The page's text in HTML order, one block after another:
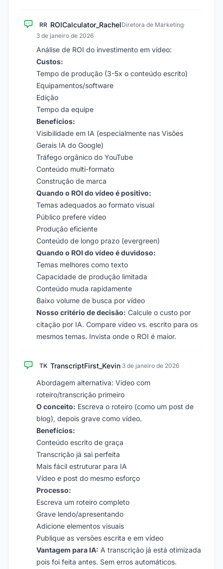
RR ROICalculator_RachelDiretora de Marketing·
3 de janeiro de 2026
Análise de ROI do investimento em vídeo:
Custos:
Tempo de produção (3-5x o conteúdo escrito)
Equipamentos/software
Edição
Tempo da equipe
Benefícios:
Visibilidade em IA (especialmente nas Visões
Gerais IA do Google)
Tráfego orgânico do YouTube
Conteúdo multi-formato
Construção de marca
Quando o ROI do vídeo é positivo:
Temas adequados ao formato visual
Público prefere vídeo
Produção eficiente
Conteúdo de longo prazo (evergreen)
Quando o ROI do vídeo é duvidoso:
Temas melhores como texto
Capacidade de produção limitada
Conteúdo muda rapidamente
Baixo volume de busca por vídeo
Nosso critério de decisão: Calcule o custo por
citação por IA. Compare vídeo vs. escrito para os
mesmos temas. Invista onde o ROI é maior.
TK TranscriptFirst_Kevin·3 de janeiro de 2026
Abordagem alternativa: Vídeo com
roteiro/transcrição primeiro
O conceito: Escreva o roteiro (como um post de
blog), depois grave como vídeo.
Benefícios:
Conteúdo escrito de graça
Transcrição já sai perfeita
Mais fácil estruturar para IA
Vídeo e post do mesmo esforço
Processo:
Escreva um roteiro completo
Grave lendo/apresentando
Adicione elementos visuais
Publique as versões escrita e em vídeo
Vantagem para IA: A transcrição já está otimizada
pois foi feita antes. Sem erros automáticos.